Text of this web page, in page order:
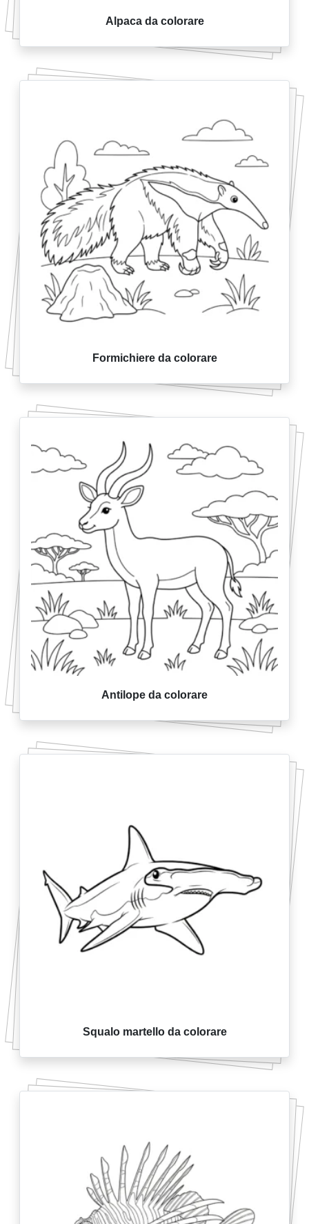
Alpaca da colorare
Formichiere da colorare
Antilope da colorare
Squalo martello da colorare